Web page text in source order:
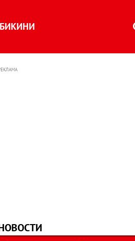
БИКИНИ